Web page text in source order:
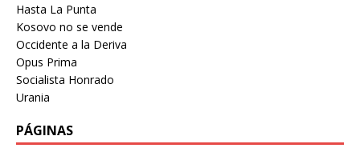
Hasta La Punta
Kosovo no se vende
Occidente a la Deriva
Opus Prima
Socialista Honrado
Urania
PÁGINAS